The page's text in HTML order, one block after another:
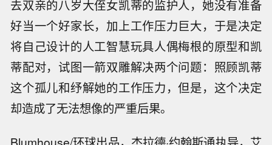
去双亲的八岁大侄女凯蒂的监护人，她没有准备
好当一个好家长，加上工作压力巨大，于是决定
将自己设计的人工智慧玩具人偶梅根的原型和凯
蒂配对，试图一箭双雕解决两个问题：照顾凯蒂
这个孤儿和纾解她的工作压力，但是，这个决定
却造成了无法想像的严重后果。